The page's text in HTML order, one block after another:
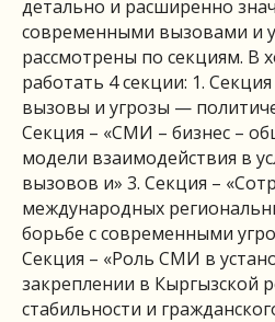
детально и расширенно
современными вызовами и
рассмотрены по секциям. В
работать 4 секции: 1.
вызовы и угрозы —
Секция – «СМИ – бизнес –
модели взаимодействия в
вызовов и» 3. Секция –
международных
борьбе с современными
Секция – «Роль СМИ в
закреплении в Кыргызской
стабильности и